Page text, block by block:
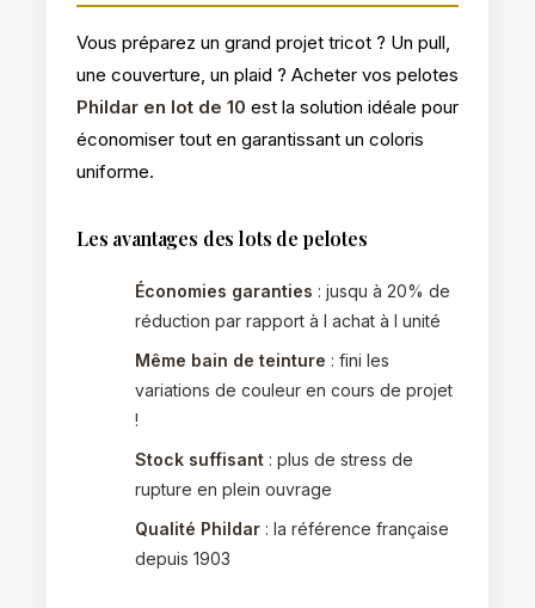
Vous préparez un grand projet tricot ? Un pull,
une couverture, un plaid ? Acheter vos pelotes
Phildar en lot de 10 est la solution idéale pour
économiser tout en garantissant un coloris
uniforme.
Les avantages des lots de pelotes
Économies garanties : jusqu à 20% de
réduction par rapport à l achat à l unité
Même bain de teinture : fini les
variations de couleur en cours de projet
!
Stock suffisant : plus de stress de
rupture en plein ouvrage
Qualité Phildar : la référence française
depuis 1903